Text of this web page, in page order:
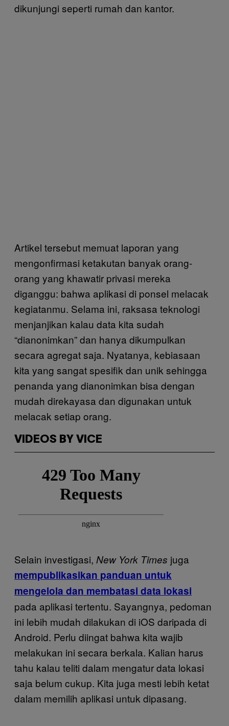
dikunjungi seperti rumah dan kantor.
Artikel tersebut memuat laporan yang
mengonfirmasi ketakutan banyak orang-
orang yang khawatir privasi mereka
diganggu: bahwa aplikasi di ponsel melacak
kegiatanmu. Selama ini, raksasa teknologi
menjanjikan kalau data kita sudah
“dianonimkan” dan hanya dikumpulkan
secara agregat saja. Nyatanya, kebiasaan
kita yang sangat spesifik dan unik sehingga
penanda yang dianonimkan bisa dengan
mudah direkayasa dan digunakan untuk
melacak setiap orang.
VIDEOS BY VICE
Selain investigasi, New York Times juga
mempublikasikan panduan untuk
mengelola dan membatasi data lokasi
pada aplikasi tertentu. Sayangnya, pedoman
ini lebih mudah dilakukan di iOS daripada di
Android. Perlu diingat bahwa kita wajib
melakukan ini secara berkala. Kalian harus
tahu kalau teliti dalam mengatur data lokasi
saja belum cukup. Kita juga mesti lebih ketat
dalam memilih aplikasi untuk dipasang.